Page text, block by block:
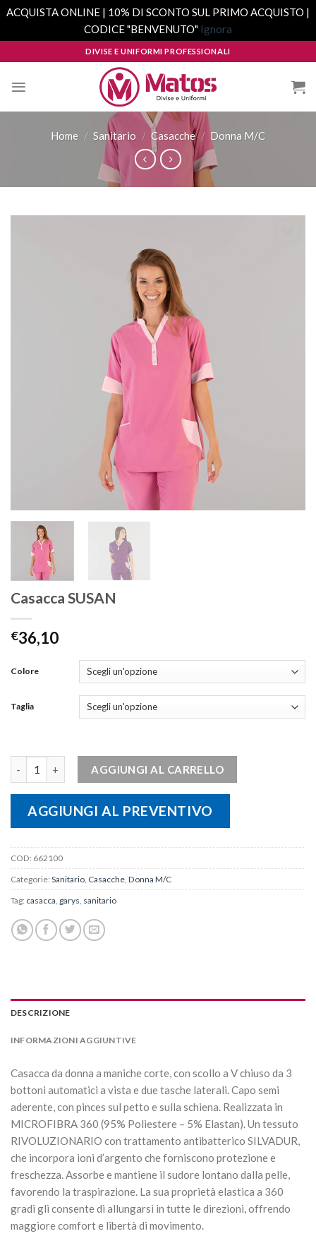
ACQUISTA ONLINE | 10% DI SCONTO SUL PRIMO ACQUISTO |
CODICE "BENVENUTO" Ignora
to
content
DIVISE E UNIFORMI PROFESSIONALI
Home / Sanitario / Casacche / Donna M/C
Casacca SUSAN
€36,10
Colore
Taglia
AGGIUNGI AL CARRELLO
AGGIUNGI AL PREVENTIVO
COD: 662100
Categorie: Sanitario Casacche Donna M/C
Tag: casacca garys sanitario
DESCRIZIONE
INFORMAZIONI AGGIUNTIVE
Casacca da donna a maniche corte, con scollo a V chiuso da 3
bottoni automatici a vista e due tasche laterali. Capo semi
aderente, con pinces sul petto e sulla schiena. Realizzata in
MICROFIBRA 360 (95% Poliestere – 5% Elastan). Un tessuto
RIVOLUZIONARIO con trattamento antibatterico SILVADUR,
che incorpora ioni d’argento che forniscono protezione e
freschezza. Assorbe e mantiene il sudore lontano dalla pelle,
favorendo la traspirazione. La sua proprietà elastica a 360
gradi gli consente di allungarsi in tutte le direzioni, offrendo
maggiore comfort e libertà di movimento.